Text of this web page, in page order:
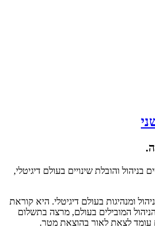
בניהול והובלת שינויים בעולם דיגיטלי,
ומנהיגות בעולם דיגיטלי. היא קוראת
המובילים בעולם, מרצה בתשלום
עומד לצאת לאור בהוצאת מטר.